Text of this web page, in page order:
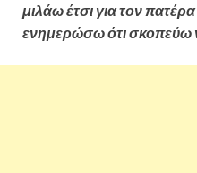
μιλάω έτσι για τον
ενημερώσω ότι σκοπεύω